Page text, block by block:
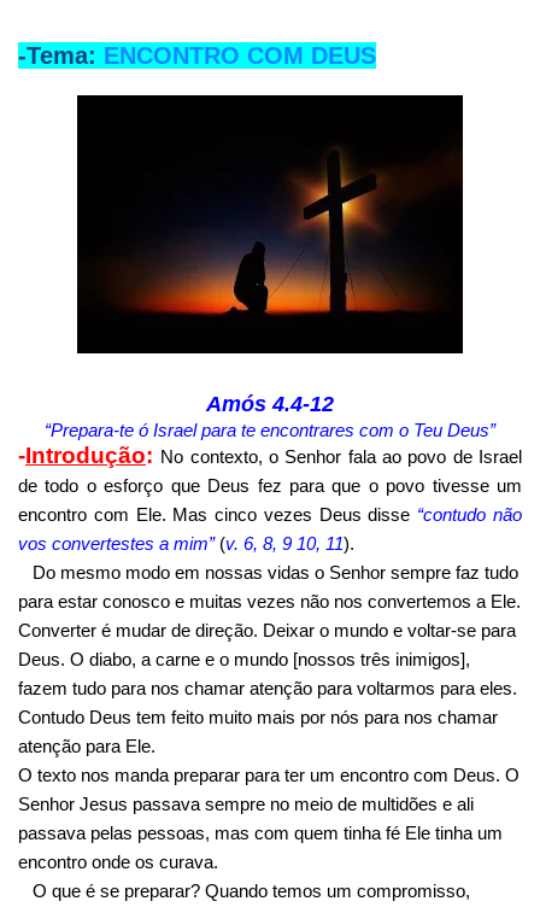
-Tema: ENCONTRO COM DEUS
Amós 4.4-12
“Prepara-te ó Israel para te encontrares com o Teu Deus”
-Introdução: No contexto, o Senhor fala ao povo de Israel
de todo o esforço que Deus fez para que o povo tivesse um
encontro com Ele. Mas cinco vezes Deus disse “contudo não
vos convertestes a mim”(v. 6, 8, 9 10, 11).
Do mesmo modo em nossas vidas o Senhor sempre faz tudo
para estar conosco e muitas vezes não nos convertemos a Ele.
Converter é mudar de direção. Deixar o mundo e voltar-se para
Deus. O diabo, a carne e o mundo [nossos três inimigos],
fazem tudo para nos chamar atenção para voltarmos para eles.
Contudo Deus tem feito muito mais por nós para nos chamar
atenção para Ele.
O texto nos manda preparar para ter um encontro com Deus. O
Senhor Jesus passava sempre no meio de multidões e ali
passava pelas pessoas, mas com quem tinha fé Ele tinha um
encontro onde os curava.
O que é se preparar? Quando temos um compromisso,